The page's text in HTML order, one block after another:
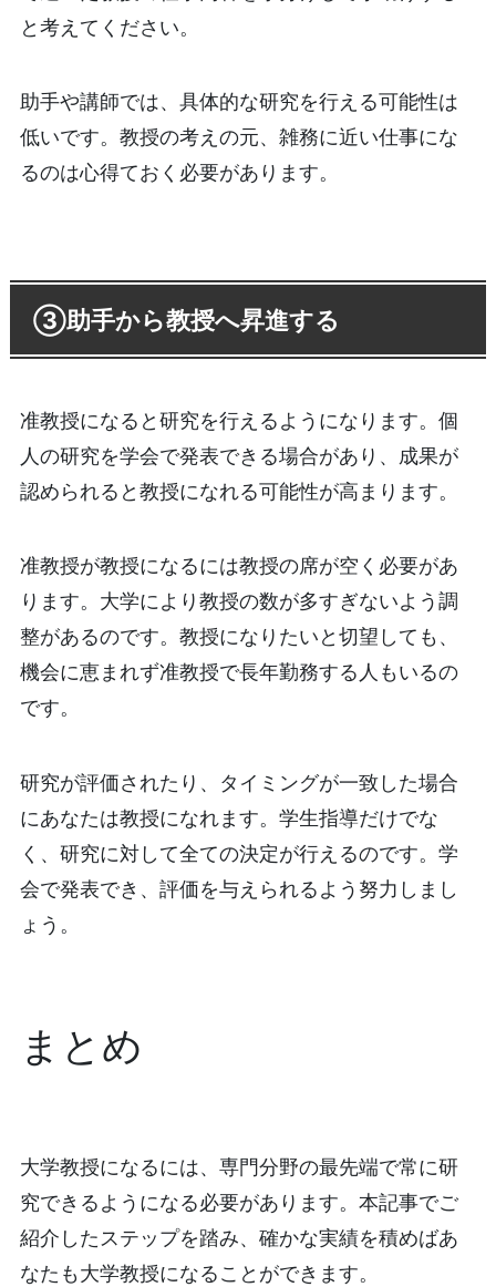
と考えてください。
助手や講師では、具体的な研究を行える可能性は
低いです。教授の考えの元、雑務に近い仕事にな
るのは心得ておく必要があります。
③助手から教授へ昇進する
准教授になると研究を行えるようになります。個
人の研究を学会で発表できる場合があり、成果が
認められると教授になれる可能性が高まります。
准教授が教授になるには教授の席が空く必要があ
ります。大学により教授の数が多すぎないよう調
整があるのです。教授になりたいと切望しても、
機会に恵まれず准教授で長年勤務する人もいるの
です。
研究が評価されたり、タイミングが一致した場合
にあなたは教授になれます。学生指導だけでな
く、研究に対して全ての決定が行えるのです。学
会で発表でき、評価を与えられるよう努力しまし
ょう。
まとめ
大学教授になるには、専門分野の最先端で常に研
究できるようになる必要があります。本記事でご
紹介したステップを踏み、確かな実績を積めばあ
なたも大学教授になることができます。